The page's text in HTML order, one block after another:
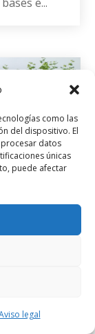
como las
del dispositivo. El
datos
únicas
puede afectar
legal